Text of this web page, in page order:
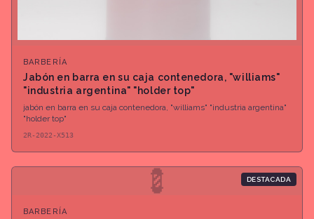
BARBERÍA
Jabón en barra en su caja contenedora, "williams"
"industria argentina" "holder top"
jabón en barra en su caja contenedora, "williams" "industria argentina"
"holder top"
2R-2022-X513
💈 DESTACADA
BARBERÍA